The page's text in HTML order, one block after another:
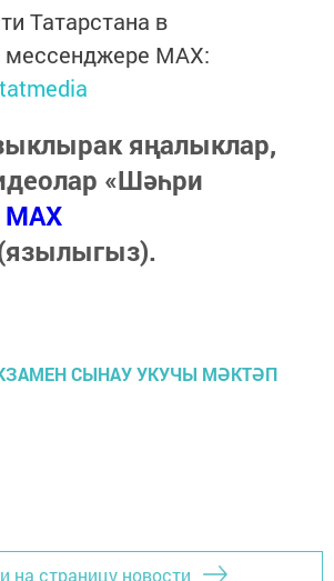
Татарстана в
мессенджере MАХ:
яңалыклар,
«Шәһри
MAX
СЫНАУ УКУЧЫ МӘКТӘП
на страницу новости